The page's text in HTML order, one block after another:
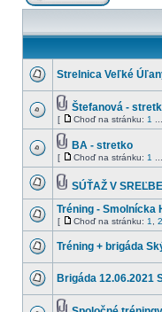
Strelnica Veľké
Štefanová -
[ Choď na stránku: 1
BA - stretko
[ Choď na stránku: 1
SÚŤAŽ V
Tréning - Smolnícka
[ Choď na stránku: 1 2
Tréning + brigáda
Brigáda 12.06.2021